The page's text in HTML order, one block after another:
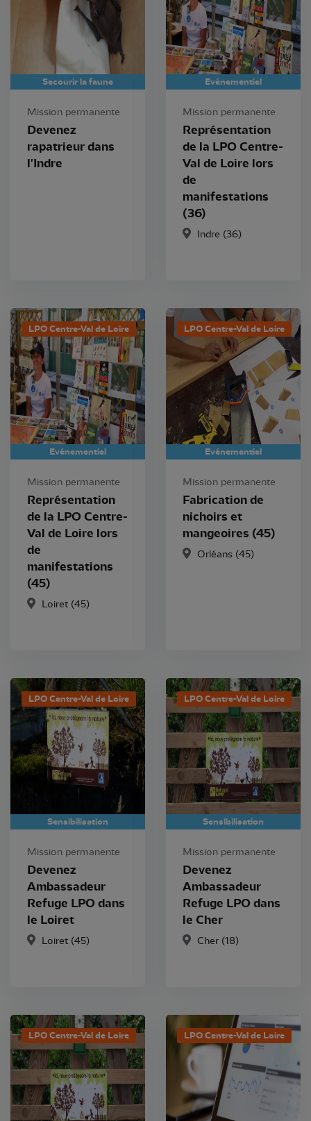
Secourir la faune
Mission permanente
Devenez
rapatrieur dans
l'Indre
Evénementiel
Mission permanente
Représentation
de la LPO Centre-
Val de Loire lors
de
manifestations
(36)
Indre (36)
LPO Centre-Val de Loire
Evénementiel
Mission permanente
Représentation
de la LPO Centre-
Val de Loire lors
de
manifestations
(45)
Loiret (45)
LPO Centre-Val de Loire
Evénementiel
Mission permanente
Fabrication de
nichoirs et
mangeoires (45)
Orléans (45)
LPO Centre-Val de Loire
Sensibilisation
Mission permanente
Devenez
Ambassadeur
Refuge LPO dans
le Loiret
Loiret (45)
LPO Centre-Val de Loire
Sensibilisation
Mission permanente
Devenez
Ambassadeur
Refuge LPO dans
le Cher
Cher (18)
LPO Centre-Val de Loire LPO Centre-Val de Loire